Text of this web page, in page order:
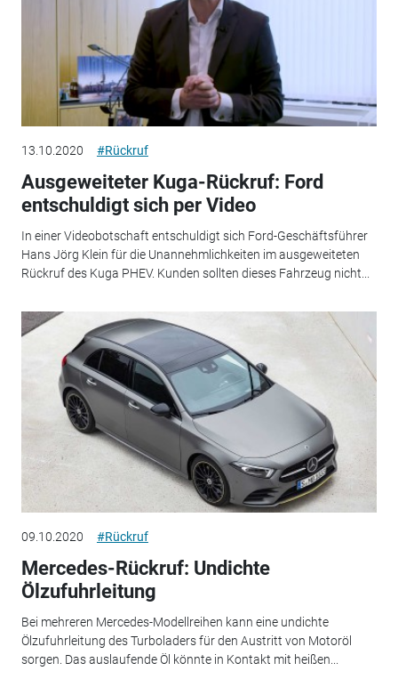
13.10.2020 #Rückruf
Ausgeweiteter Kuga-Rückruf: Ford
entschuldigt sich per Video
In einer Videobotschaft entschuldigt sich Ford-Geschäftsführer
Hans Jörg Klein für die Unannehmlichkeiten im ausgeweiteten
Rückruf des Kuga PHEV. Kunden sollten dieses Fahrzeug nicht...
09.10.2020 #Rückruf
Mercedes-Rückruf: Undichte
Ölzufuhrleitung
Bei mehreren Mercedes-Modellreihen kann eine undichte
Ölzufuhrleitung des Turboladers für den Austritt von Motoröl
sorgen. Das auslaufende Öl könnte in Kontakt mit heißen...